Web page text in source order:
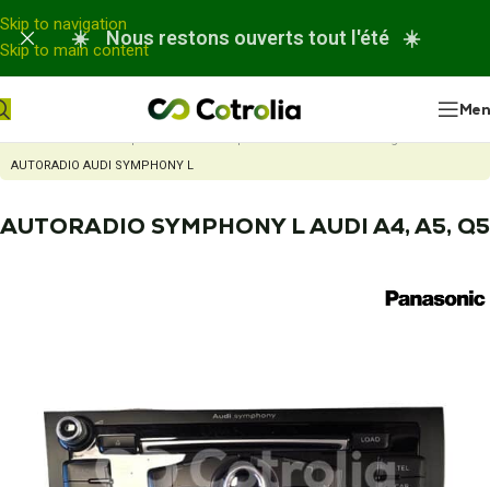
Panneau de gestion des cookies
Skip to navigation
Skip to main content
☀️ Nous restons ouverts tout l'été ☀️
Accueil Nos réparations
Réparation autoradio ou chargeur CD
AUTORADIO AUDI SYMPHONY L
AUTORADIO SYMPHONY L AUDI A4, A5, Q5